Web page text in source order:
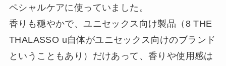
ペシャルケアに使っていました。
香りも穏やかで、ユニセックス向け製品（8 THE
THALASSO u自体がユニセックス向けのブランド
ということもあり）だけあって、香りや使用感は